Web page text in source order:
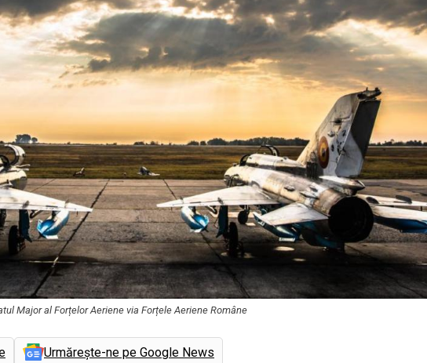
Major al Forțelor Aeriene via Forțele Aeriene Române
Urmărește-ne pe Google News